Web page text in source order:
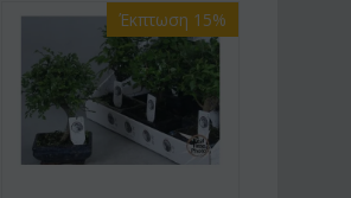
Έκπτωση 15%